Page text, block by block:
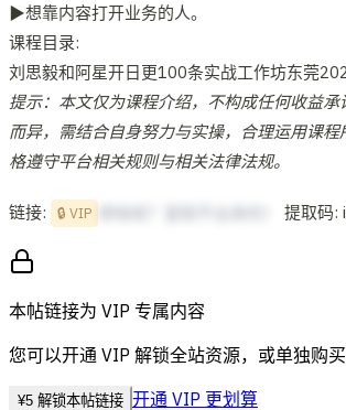
▶想靠内容打开业务的人。
课程目录:
刘思毅和阿星开日更100条实战工作坊东莞
提示：本文仅为课程介绍，不构成任何收益承
而异，需结合自身努力与实操，合理运用课
格遵守平台相关规则与相关法律法规。
链接: 🔒 VIP 提取码:
本帖链接为 VIP 专属内容
您可以开通 VIP 解锁全站资源，或单独购买
¥5 解锁本帖链接 开通 VIP 更划算